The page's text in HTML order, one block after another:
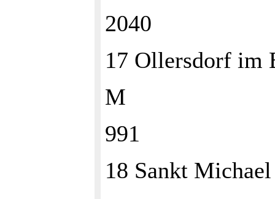
2040
17 Ollersdorf im
M
991
18 Sankt